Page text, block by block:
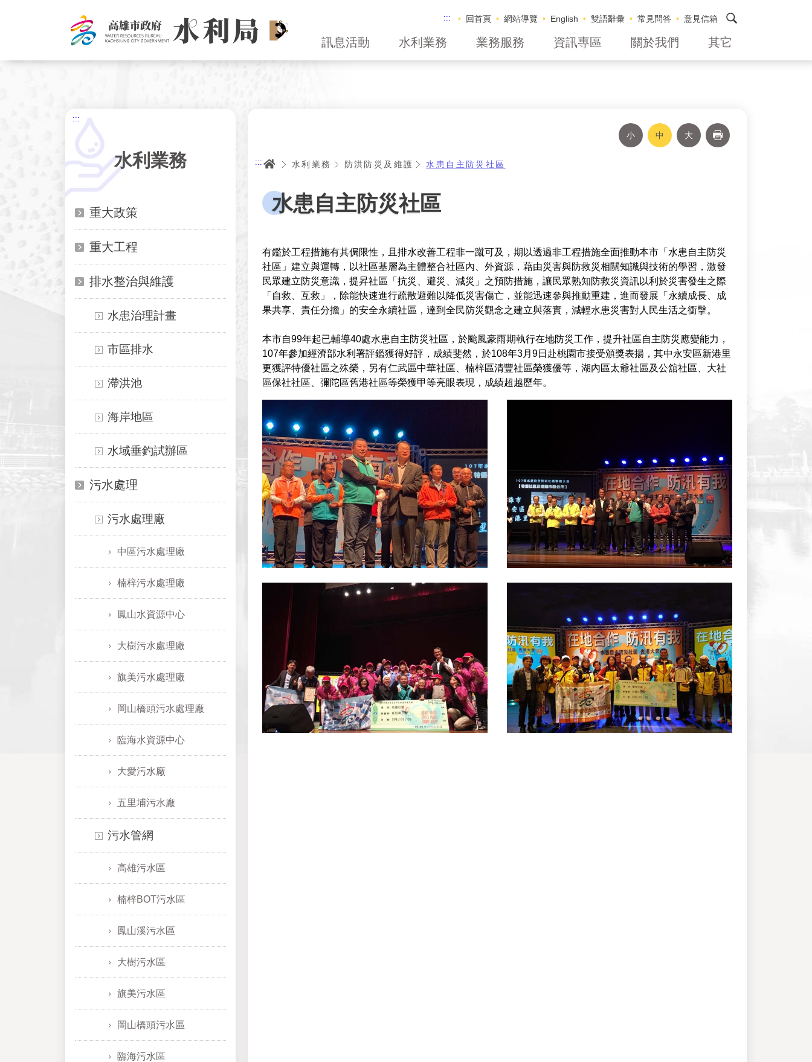
::: 回首頁 網站導覽 English 雙語辭彙 常見問答 意見信箱
訊息活動 水利業務 業務服務 資訊專區 關於我們 其它
:::
水利業務
重大政策
重大工程
排水整治與維護
水患治理計畫
市區排水
滯洪池
海岸地區
水域垂釣試辦區
污水處理
污水處理廠
中區污水處理廠
楠梓污水處理廠
鳳山水資源中心
大樹污水處理廠
旗美污水處理廠
岡山橋頭污水處理廠
臨海水資源中心
大愛污水廠
五里埔污水廠
污水管網
高雄污水區
楠梓BOT污水區
鳳山溪污水區
大樹污水區
旗美污水區
岡山橋頭污水區
臨海污水區
小 中 大
::: 首頁水利業務 防洪防災及維護 水患自主防災社區
水患自主防災社區
有鑑於工程措施有其侷限性，且排水改善工程非一蹴可及，期以透過非工程措施全面推動本市「水患自主防災
社區」建立與運轉，以社區基層為主體整合社區內、外資源，藉由災害與防救災相關知識與技術的學習，激發
民眾建立防災意識，提昇社區「抗災、避災、減災」之預防措施，讓民眾熟知防救災資訊以利於災害發生之際
「自救、互救」，除能快速進行疏散避難以降低災害傷亡，並能迅速參與推動重建，進而發展「永續成長、成
果共享、責任分擔」的安全永續社區，達到全民防災觀念之建立與落實，減輕水患災害對人民生活之衝擊。
本市自99年起已輔導40處水患自主防災社區，於颱風豪雨期執行在地防災工作，提升社區自主防災應變能力，
107年參加經濟部水利署評鑑獲得好評，成績斐然，於108年3月9日赴桃園市接受頒獎表揚，其中永安區新港里
更獲評特優社區之殊榮，另有仁武區中華社區、楠梓區清豐社區榮獲優等，湖內區太爺社區及公舘社區、大社
區保社社區、彌陀區舊港社區等榮獲甲等亮眼表現，成績超越歷年。